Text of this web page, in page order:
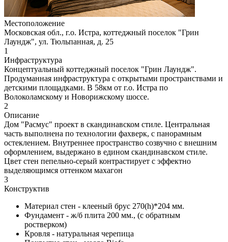
Местоположение
Московская обл., г.о. Истра, коттеджный поселок "Грин
Лаундж", ул. Тюльпанная, д. 25
1
Инфраструктура
Концептуальный коттеджный поселок "Грин Лаундж".
Продуманная инфраструктура с открытыми пространствами и
детскими площадками. В 58км от г.о. Истра по
Волоколамскому и Новорижскому шоссе.
2
Описание
Дом "Расмус" проект в скандинавском стиле. Центральная
часть выполнена по технологии фахверк, с панорамным
остеклением. Внутреннее пространство созвучно с внешним
оформлением, выдержано в едином скандинавском стиле.
Цвет стен пепельно-серый контрастирует с эффектно
выделяющимся оттенком махагон
3
Конструктив
Материал стен - клееный брус 270(h)*204 мм.
Фундамент - ж/б плита 200 мм., (с обратным
ростверком)
Кровля - натуральная черепица